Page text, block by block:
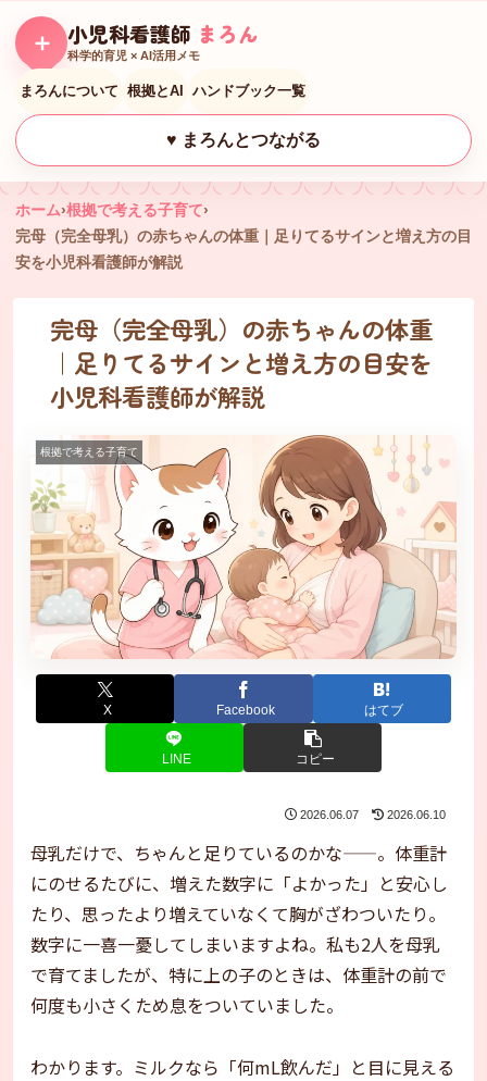
＋ 小児科看護師 まろん
科学的育児 × AI活用メモ
まろんについて 根拠とAI ハンドブック一覧
♥ まろんとつながる
ホーム›根拠で考える子育て›
完母（完全母乳）の赤ちゃんの体重｜足りてるサインと増え方の目
安を小児科看護師が解説
完母（完全母乳）の赤ちゃんの体重
｜足りてるサインと増え方の目安を
小児科看護師が解説
根拠で考える子育て
X Facebook はてブ
LINE コピー
2026.06.07 2026.06.10
母乳だけで、ちゃんと足りているのかな——。体重計
にのせるたびに、増えた数字に「よかった」と安心し
たり、思ったより増えていなくて胸がざわついたり。
数字に一喜一憂してしまいますよね。私も2人を母乳
で育てましたが、特に上の子のときは、体重計の前で
何度も小さくため息をついていました。
わかります。ミルクなら「何mL飲んだ」と目に見える